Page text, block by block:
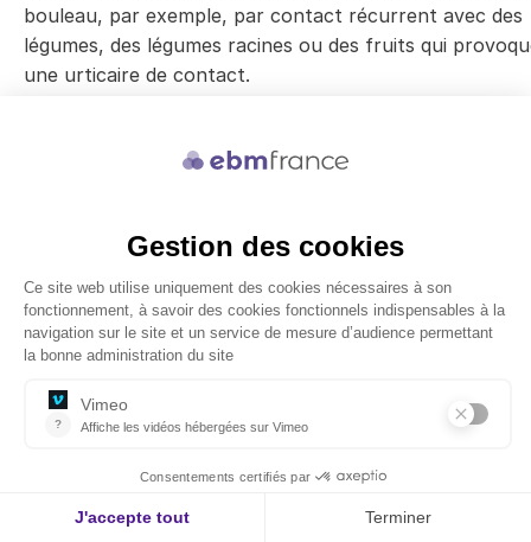
bouleau, par exemple, par contact récurrent avec des
légumes, des légumes racines ou des fruits qui
une urticaire de contact.
Références
Update of a Living Systematic Review and Network
Puar N, Chovatiya R, Paller AS. New treatments in
dermatitis. Ann Allergy Asthma Immunol
PubMed
Wang V, Boguniewicz J, Boguniewicz M, et al. The
complications of atopic dermatitis. Ann Allergy Asthma
Musters AH, Mashayekhi S, Harvey J, et al.
for atopic eczema. Cochrane Database Syst Rev 2021;